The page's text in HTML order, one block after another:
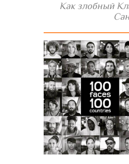
Как злобный